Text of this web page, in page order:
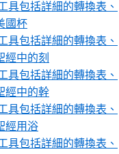
具包括詳細的轉換表、
國杯
具包括詳細的轉換表、
經中的刻
具包括詳細的轉換表、
經中的幹
具包括詳細的轉換表、
經用浴
具包括詳細的轉換表、